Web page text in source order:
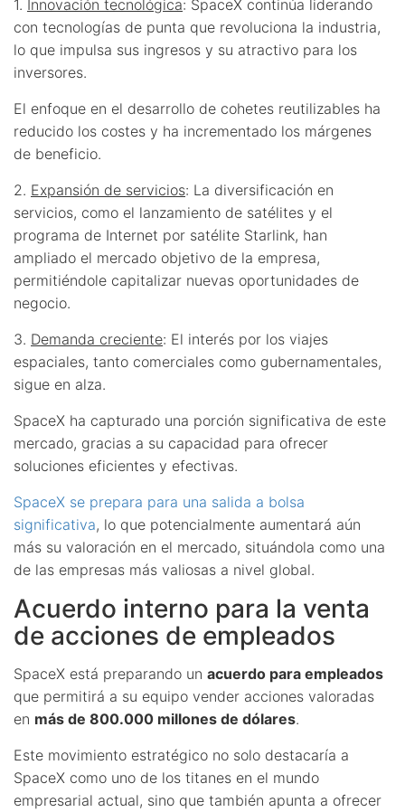
1. Innovación tecnológica: SpaceX continúa liderando
con tecnologías de punta que revoluciona la industria,
lo que impulsa sus ingresos y su atractivo para los
inversores.
El enfoque en el desarrollo de cohetes reutilizables ha
reducido los costes y ha incrementado los márgenes
de beneficio.
2. Expansión de servicios: La diversificación en
servicios, como el lanzamiento de satélites y el
programa de Internet por satélite Starlink, han
ampliado el mercado objetivo de la empresa,
permitiéndole capitalizar nuevas oportunidades de
negocio.
3. Demanda creciente: El interés por los viajes
espaciales, tanto comerciales como gubernamentales,
sigue en alza.
SpaceX ha capturado una porción significativa de este
mercado, gracias a su capacidad para ofrecer
soluciones eficientes y efectivas.
SpaceX se prepara para una salida a bolsa
significativa, lo que potencialmente aumentará aún
más su valoración en el mercado, situándola como una
de las empresas más valiosas a nivel global.
Acuerdo interno para la venta
de acciones de empleados
SpaceX está preparando un acuerdo para empleados
que permitirá a su equipo vender acciones valoradas
en más de 800.000 millones de dólares.
Este movimiento estratégico no solo destacaría a
SpaceX como uno de los titanes en el mundo
empresarial actual, sino que también apunta a ofrecer